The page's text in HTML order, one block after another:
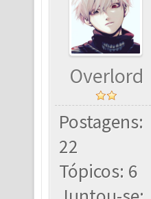
Overlord
Postagens:
22
Tópicos: 6